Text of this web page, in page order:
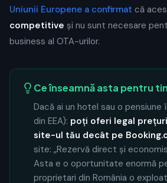
Uniunii Europene a confirmat că
competitive și nu sunt necesare
business al OTA-urilor.
Ce înseamnă asta pentru
Dacă ai un hotel sau o pensiune
din EEA): poți oferi legal
site-ul tău decât pe
site: „Rezervă direct și
Asta e o oportunitate enormă
proprietari din România o